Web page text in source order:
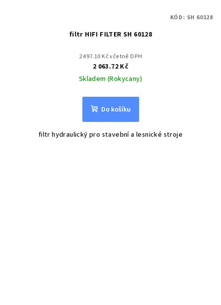
filtr HIFI FILTER SH 60128
2 497.10 Kč včetně DPH
2 063.72 Kč
Skladem (Rokycany)
Do košíku
filtr hydraulický pro stavební a lesnické stroje
KÓD: SH 60128